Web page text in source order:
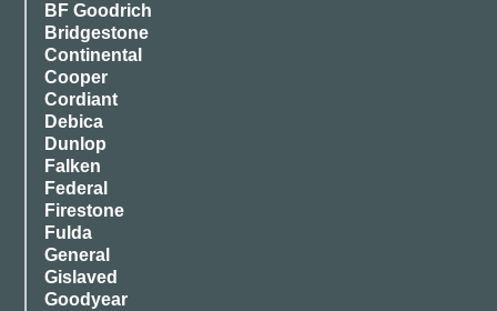
BF Goodrich
Bridgestone
Continental
Cooper
Cordiant
Debica
Dunlop
Falken
Federal
Firestone
Fulda
General
Gislaved
Goodyear